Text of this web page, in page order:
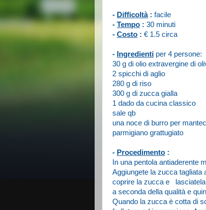
- Difficoltà: facile
- Tempo : 30 minuti
- Costo : € 1.5 circa
- Ingredienti per 4 persone:
30 g di olio extravergine di
2 spicchi di aglio
280 g di riso
300 g di zucca gialla
1 dado da cucina classico
sale qb
una noce di burro per
parmigiano grattugiato
- Procedimento :
In una pentola antiaderente
Aggiungete la zucca tagliata
coprire la zucca e lasciatela
a seconda della qualità e
Quando la zucca è cotta di